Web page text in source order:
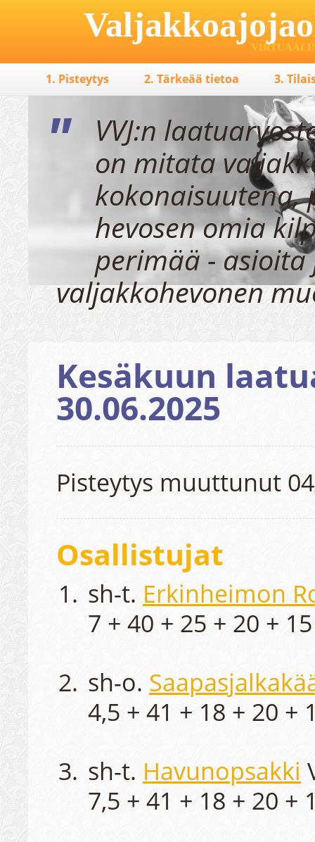
1. Pisteytys 2. Tärkeää tietoa 3.
"
VVJ:n
on mitata
kokonaisuutena,
hevosen omia
perimää - asioita
valjakkohevonen
Kesäkuun
30.06.2025
Pisteytys muuttunut
Osallistujat
sh-t. Erkinheimon
7 + 40 + 25 + 20 +
sh-o.
4,5 + 41 + 18 + 20 +
sh-t. Havunopsakki
7,5 + 41 + 18 + 20 +